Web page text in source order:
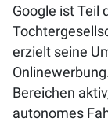
Google ist Teil
erzielt seine
Bereichen
autonomes